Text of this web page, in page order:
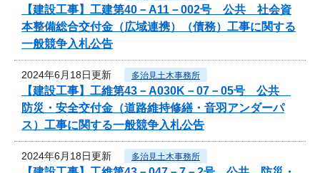
【建設工事】工建第40－A11－002号 公共 社会資
本整備総合交付金（広域連携）（債務）工事に関する
一般競争入札公告
2024年6月18日更新 多治見土木事務所
【建設工事】工維第43－A030K－07－05号 公共
防災・安全交付金（道路維持修繕・音羽アンダーパ
ス）工事に関する一般競争入札公告
2024年6月18日更新 多治見土木事務所